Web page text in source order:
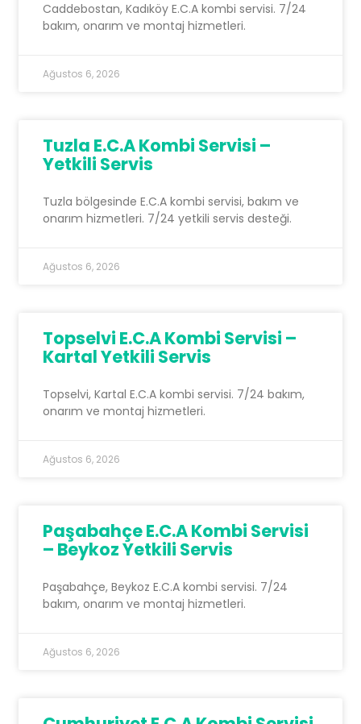
Caddebostan, Kadıköy E.C.A kombi servisi. 7/24
bakım, onarım ve montaj hizmetleri.
Ağustos 6, 2026
Tuzla E.C.A Kombi Servisi –
Yetkili Servis
Tuzla bölgesinde E.C.A kombi servisi, bakım ve
onarım hizmetleri. 7/24 yetkili servis desteği.
Ağustos 6, 2026
Topselvi E.C.A Kombi Servisi –
Kartal Yetkili Servis
Topselvi, Kartal E.C.A kombi servisi. 7/24 bakım,
onarım ve montaj hizmetleri.
Ağustos 6, 2026
Paşabahçe E.C.A Kombi Servisi
– Beykoz Yetkili Servis
Paşabahçe, Beykoz E.C.A kombi servisi. 7/24
bakım, onarım ve montaj hizmetleri.
Ağustos 6, 2026